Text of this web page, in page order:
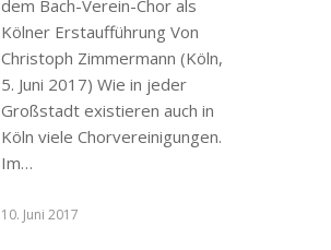
dem Bach-Verein-Chor als
Kölner Erstaufführung Von
Christoph Zimmermann (Köln,
5. Juni 2017) Wie in jeder
Großstadt existieren auch in
Köln viele Chorvereinigungen.
Im…
10. Juni 2017